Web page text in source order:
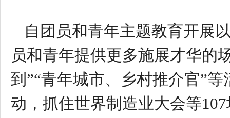
自团员和青年主题教育开展
员和青年提供更多施展才华的
到”“青年城市、乡村推介官”
动，抓住世界制造业大会等